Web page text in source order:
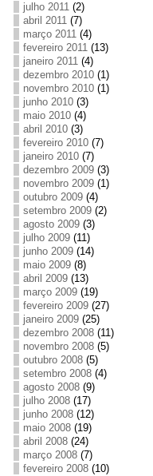
julho 2011(2)
abril 2011(7)
março 2011(4)
fevereiro 2011(13)
janeiro 2011(4)
dezembro 2010(1)
novembro 2010(1)
junho 2010(3)
maio 2010(4)
abril 2010(3)
fevereiro 2010(7)
janeiro 2010(7)
dezembro 2009(3)
novembro 2009(1)
outubro 2009(4)
setembro 2009(2)
agosto 2009(3)
julho 2009(11)
junho 2009(14)
maio 2009(8)
abril 2009(13)
março 2009(19)
fevereiro 2009(27)
janeiro 2009(25)
dezembro 2008(11)
novembro 2008(5)
outubro 2008(5)
setembro 2008(4)
agosto 2008(9)
julho 2008(17)
junho 2008(12)
maio 2008(19)
abril 2008(24)
março 2008(7)
fevereiro 2008(10)